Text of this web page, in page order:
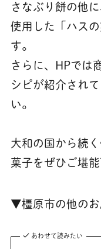
さなぶり餅の他
使用した「ハス
す。
さらに、HPでは
シピが紹介され
い。
大和の国から続
菓子をぜひご堪能
▼橿原市の他の
あわせて読みたい